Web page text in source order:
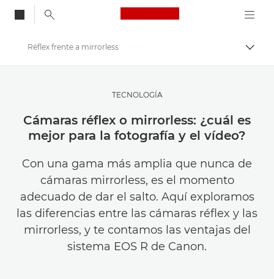
Canon Logo, back
Inspírate | Sugerencias de fotografía e impresión y guías para compradores
Fotografía e impresión Sugerencias y técnicas
Réflex frente a mirrorless
TECNOLOGÍA
Cámaras réflex o mirrorless: ¿cuál es
mejor para la fotografía y el vídeo?
Con una gama más amplia que nunca de
cámaras mirrorless, es el momento
adecuado de dar el salto. Aquí exploramos
las diferencias entre las cámaras réflex y las
mirrorless, y te contamos las ventajas del
sistema EOS R de Canon.